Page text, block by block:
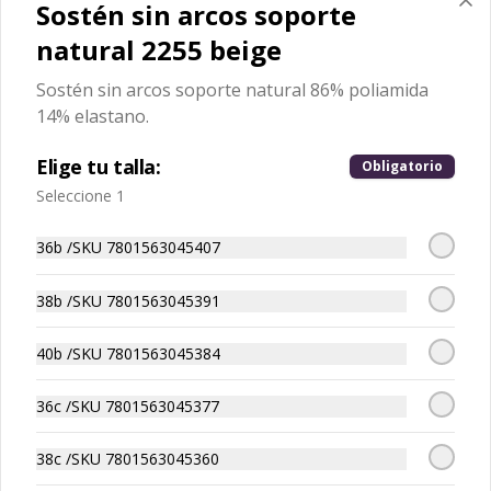
80% POLIAMIDA 20% ELASTANO
$10.493$14.990
Natural 13120 Cobalto
-30%
Sostén con Encaje Control
Sostén con Encaje Control Natural80%
POLIAMIDA 20% ELASTANO
$10.493
Sostén sin arcos soporte
natural 2255 beige
Sostén sin arcos soporte natural 86% poliamida
14% elastano.
Elige tu talla: Obligatorio
Seleccione 1
36b /SKU 7801563045407
38b /SKU 7801563045391
40b /SKU 7801563045384
36c /SKU 7801563045377
38c /SKU 7801563045360